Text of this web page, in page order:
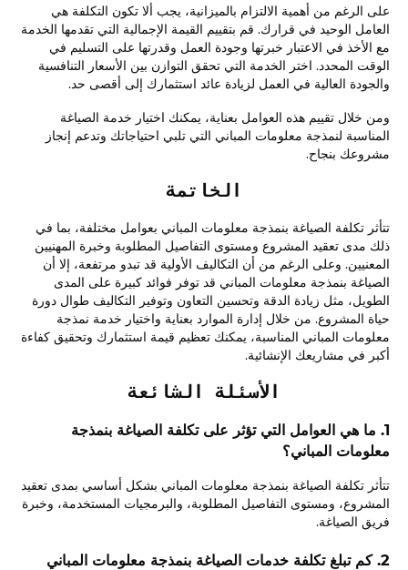
على الرغم من أهمية الالتزام بالميزانية، يجب ألا تكون التكلفة هي
العامل الوحيد في قرارك. قم بتقييم القيمة الإجمالية التي تقدمها الخدمة
مع الأخذ في الاعتبار خبرتها وجودة العمل وقدرتها على التسليم في
الوقت المحدد. اختر الخدمة التي تحقق التوازن بين الأسعار التنافسية
والجودة العالية في العمل لزيادة عائد استثمارك إلى أقصى حد.
ومن خلال تقييم هذه العوامل بعناية، يمكنك اختيار خدمة الصياغة
المناسبة لنمذجة معلومات المباني التي تلبي احتياجاتك وتدعم إنجاز
مشروعك بنجاح.
الخاتمة
تتأثر تكلفة الصياغة بنمذجة معلومات المباني بعوامل مختلفة، بما في
ذلك مدى تعقيد المشروع ومستوى التفاصيل المطلوبة وخبرة المهنيين
المعنيين. وعلى الرغم من أن التكاليف الأولية قد تبدو مرتفعة، إلا أن
الصياغة بنمذجة معلومات المباني قد توفر فوائد كبيرة على المدى
الطويل، مثل زيادة الدقة وتحسين التعاون وتوفير التكاليف طوال دورة
حياة المشروع. من خلال إدارة الموارد بعناية واختيار خدمة نمذجة
معلومات المباني المناسبة، يمكنك تعظيم قيمة استثمارك وتحقيق كفاءة
أكبر في مشاريعك الإنشائية.
الأسئلة الشائعة
1. ما هي العوامل التي تؤثر على تكلفة الصياغة بنمذجة
معلومات المباني؟
تتأثر تكلفة الصياغة بنمذجة معلومات المباني بشكل أساسي بمدى تعقيد
المشروع، ومستوى التفاصيل المطلوبة، والبرمجيات المستخدمة، وخبرة
فريق الصياغة.
2. كم تبلغ تكلفة خدمات الصياغة بنمذجة معلومات المباني